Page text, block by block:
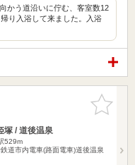
かう道沿いに佇む、客室数12
り入浴して来ました。入浴
お気に入
りに追加
塚 / 道後温泉
529m
道市内電車(路面電車)道後温泉